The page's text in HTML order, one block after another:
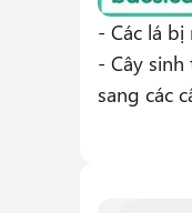
- Các lá
- Cây
sang các